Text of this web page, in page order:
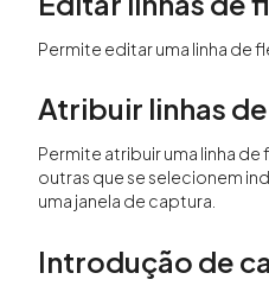
Permite editar uma linha de
Atribuir linhas
Permite atribuir uma linha de
outras que se selecionem
uma janela de captura.
Introdução de